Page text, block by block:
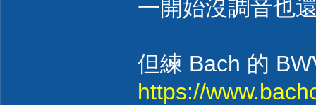
一開始沒調音也
但練 Bach 的
https://